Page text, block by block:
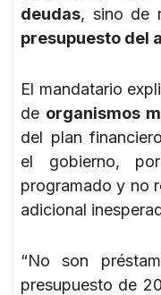
deudas, sino de
presupuesto del
El mandatario
de organismos
del plan
el gobierno,
programado y no
adicional
“No son
presupuesto de